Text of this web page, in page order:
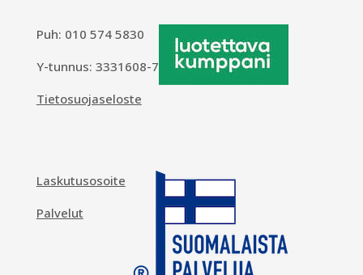
Puh: 010 574 5830
Y-tunnus: 3331608-7
Tietosuojaseloste
Laskutusosoite
Palvelut